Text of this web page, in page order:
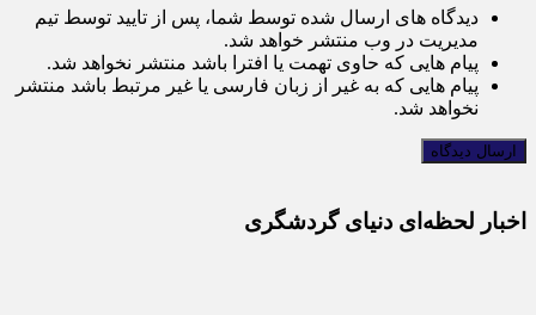
دیدگاه های ارسال شده توسط شما، پس از تایید توسط تیم
مدیریت در وب منتشر خواهد شد.
پیام هایی که حاوی تهمت یا افترا باشد منتشر نخواهد شد.
پیام هایی که به غیر از زبان فارسی یا غیر مرتبط باشد منتشر
نخواهد شد.
اخبار لحظه‌ای دنیای گردشگری